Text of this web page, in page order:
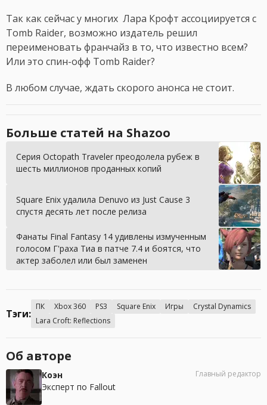
Так как сейчас у многих Лара Крофт ассоциируется с
Tomb Raider, возможно издатель решил
переименовать франчайз в то, что известно всем?
Или это спин-офф Tomb Raider?
В любом случае, ждать скорого анонса не стоит.
Больше статей на Shazoo
Серия Octopath Traveler преодолела рубеж в
шесть миллионов проданных копий
Square Enix удалила Denuvo из Just Cause 3
спустя десять лет после релиза
Фанаты Final Fantasy 14 удивлены измученным
голосом Г'раха Тиа в патче 7.4 и боятся, что
актер заболел или был заменен
Тэги:
ПК Xbox 360 PS3 Square Enix Игры
Crystal Dynamics
Lara Croft: Reflections
Об авторе
Коэн
Эксперт по Fallout
Главный редактор